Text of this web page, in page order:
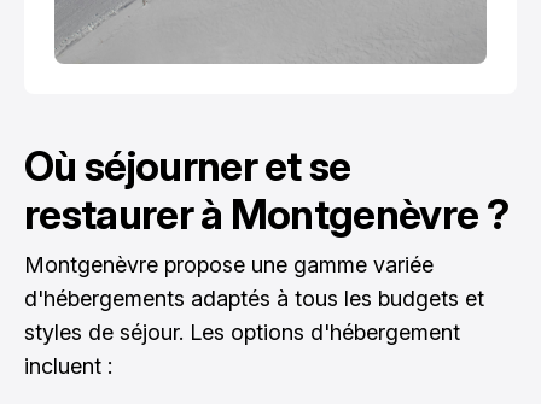
Où séjourner et se
restaurer à Montgenèvre ?
Montgenèvre propose une gamme variée
d'hébergements adaptés à tous les budgets et
styles de séjour. Les options d'hébergement
incluent :